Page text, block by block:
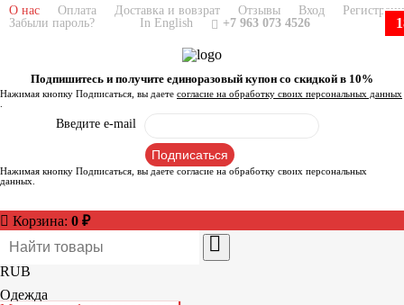
О нас Оплата Доставка и вовзрат Отзывы Вход
Забыли пароль?
In English +7 963 073 4526
Подпишитесь и получите единоразовый купон со скидкой в 10%
Нажимая кнопку Подписаться, вы даете согласие на обработку своих персональных данных
Введите e-mail
Нажимая кнопку Подписаться, вы даете согласие на обработку своих персональных
данных
Корзина: 0 ₽
RUB
Одежда